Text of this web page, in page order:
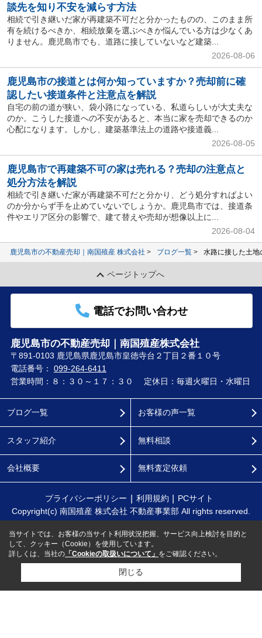
談先を知り不安を減らす方法
相続で引き継いだ家が再建築不可だと分かったものの、このまま所
有を続けるべきか、相続放棄を選ぶべきか悩んでいる方は少なくあ
りません。鹿児島市でも、道路に接していないなど建築...
2026-08-06
鹿児島市の接道とは何か知っていますか？売却前に確
認したい接道条件と注意点を解説
自宅の前の道が狭い、袋小路になっている、私道らしいが大丈夫な
のか。こうした接道への不安があると、本当に家を売却できるのか
心配になります。しかし、建築基準法上の道路や接道義...
2026-08-05
鹿児島市で再建築不可の家は売れる？売却の注意点と
処分方法を解説
相続で引き継いだ家が再建築不可だと分かり、どう処分すればよい
のか分からず手を止めていないでしょうか。鹿児島市では、接道条
件やエリア区分の影響で、建て替えや売却が想像以上に...
2026-08-04
鹿児島市の不動産売却｜南国殖産 株式会社 ブログ一覧 水路に接した土
ページトップへ
電話でお問い合わせ
鹿児島市の不動産売却｜南国殖産株式会社
〒891-0103 鹿児島県鹿児島市皇徳寺台２丁目２番１０号
電話番号： 099-264-6411
営業時間：８：３０～１７：３０
定休日：毎週火曜日・水曜日
ブログ一覧
スタッフ紹介
会社概要
お客様の声一覧
無料相談
無料査定依頼
プライバシーポリシー 利用規約
PCサイト
Copyright(c) 南国殖産 株式会社 不動産事業部 All rights reserved.
当サイトでは、お客様の当サイト利用状況把握、サービス向上検討を目的と
して、クッキー（Cookie）を使用しています。
詳しくは、当社の 「Cookieの取扱いについて」 をご確認ください。
閉じる